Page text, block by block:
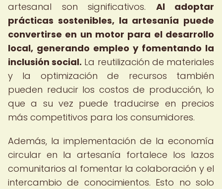
artesanal son significativos. Al adoptar
prácticas sostenibles, la artesanía puede
convertirse en un motor para el desarrollo
local, generando empleo y fomentando la
inclusión social. La reutilización de materiales
y la optimización de recursos también
pueden reducir los costos de producción, lo
que a su vez puede traducirse en precios
más competitivos para los consumidores.
Además, la implementación de la economía
circular en la artesanía fortalece los lazos
comunitarios al fomentar la colaboración y el
intercambio de conocimientos. Esto no solo